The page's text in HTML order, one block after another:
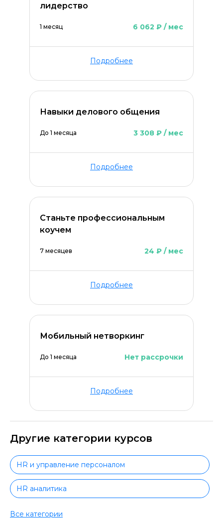
лидерство
1 месяц 6 062 ₽ / мес
Подробнее
Навыки делового общения
До 1 месяца 3 308 ₽ / мес
Подробнее
Станьте профессиональным
коучем
7 месяцев 24 ₽ / мес
Подробнее
Мобильный нетворкинг
До 1 месяца Нет рассрочки
Подробнее
Другие категории курсов
HR и управление персоналом
HR аналитика
HR с нуля
Все категории